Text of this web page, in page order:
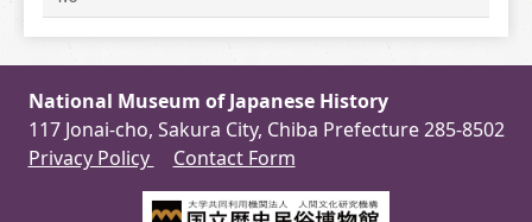
National Museum of Japanese History
117 Jonai-cho, Sakura City, Chiba Prefecture 285-8502
Privacy Policy
Contact Form